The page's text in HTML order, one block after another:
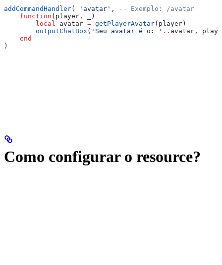
addCommandHandler( 'avatar' ,
-- Exemplo: /avatar
    function
( player ,
)
        local
avatar = getPlayerAvatar( player)
        outputChatBox
( 'Seu avatar é o: ' .. avatar ,
    end
)
Como configurar o resource?